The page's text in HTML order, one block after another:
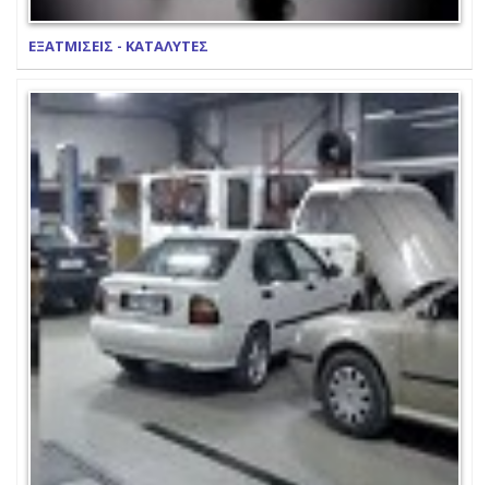
ΕΞΑΤΜΙΣΕΙΣ - ΚΑΤΑΛΥΤΕΣ